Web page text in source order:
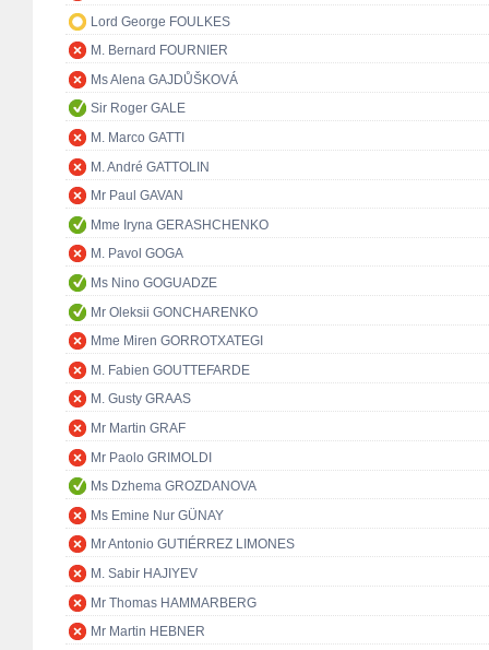
Lord George FOULKES
M. Bernard FOURNIER
Ms Alena GAJDŮŠKOVÁ
Sir Roger GALE
M. Marco GATTI
M. André GATTOLIN
Mr Paul GAVAN
Mme Iryna GERASHCHENKO
M. Pavol GOGA
Ms Nino GOGUADZE
Mr Oleksii GONCHARENKO
Mme Miren GORROTXATEGI
M. Fabien GOUTTEFARDE
M. Gusty GRAAS
Mr Martin GRAF
Mr Paolo GRIMOLDI
Ms Dzhema GROZDANOVA
Ms Emine Nur GÜNAY
Mr Antonio GUTIÉRREZ LIMONES
M. Sabir HAJIYEV
Mr Thomas HAMMARBERG
Mr Martin HEBNER